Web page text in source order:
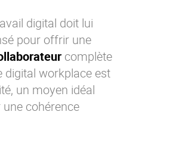
digital doit lui
pour offrir une
complète
digital workplace est
un moyen idéal
cohérence